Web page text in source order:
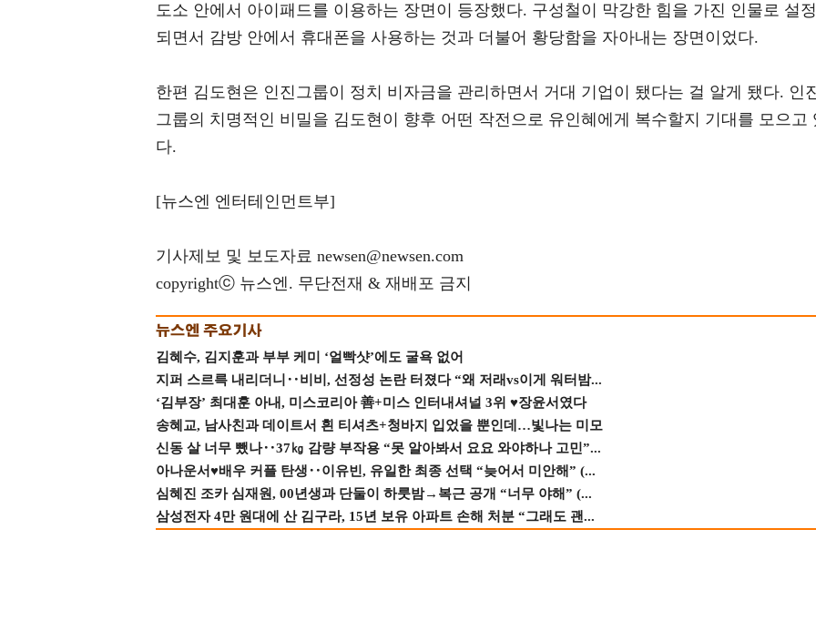
도소 안에서 아이패드를 이용하는 장면이 등장했다. 구성철이 막강한 힘을 가진 인물로 설정
되면서 감방 안에서 휴대폰을 사용하는 것과 더불어 황당함을 자아내는 장면이었다.
한편 김도현은 인진그룹이 정치 비자금을 관리하면서 거대 기업이 됐다는 걸 알게 됐다. 인
그룹의 치명적인 비밀을 김도현이 향후 어떤 작전으로 유인혜에게 복수할지 기대를 모으고
다.
[뉴스엔 엔터테인먼트부]
기사제보 및 보도자료 newsen@newsen.com
copyrightⓒ 뉴스엔. 무단전재 & 재배포 금지
김혜수, 김지훈과 부부 케미 ‘얼빡샷’에도 굴욕 없어
지퍼 스르륵 내리더니‥비비, 선정성 논란 터졌다 “왜 저래vs이게 워터밤...
‘김부장’ 최대훈 아내, 미스코리아 善+미스 인터내셔널 3위 ♥장윤서였다
송혜교, 남사친과 데이트서 흰 티셔츠+청바지 입었을 뿐인데…빛나는 미모
신동 살 너무 뺐나‥37㎏ 감량 부작용 “못 알아봐서 요요 와야하나 고민”...
아나운서♥배우 커플 탄생‥이유빈, 유일한 최종 선택 “늦어서 미안해” (...
심혜진 조카 심재원, 00년생과 단둘이 하룻밤→복근 공개 “너무 야해” (...
삼성전자 4만 원대에 산 김구라, 15년 보유 아파트 손해 처분 “그래도 괜...